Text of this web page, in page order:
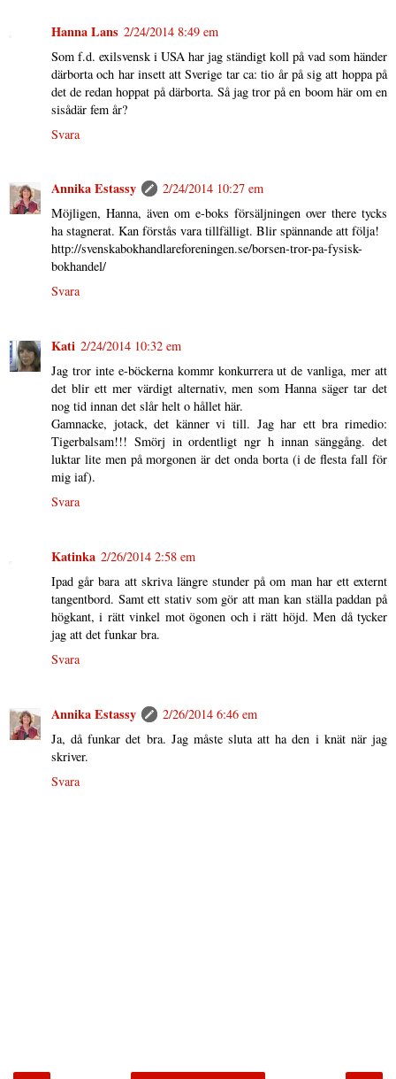
Hanna Lans 2/24/2014 8:49 em
Som f.d. exilsvensk i USA har jag ständigt koll på vad som händer
därborta och har insett att Sverige tar ca: tio år på sig att hoppa på
det de redan hoppat på därborta. Så jag tror på en boom här om en
sisådär fem år?
Svara
Annika Estassy
2/24/2014 10:27 em
Möjligen, Hanna, även om e-boks försäljningen over there tycks
ha stagnerat. Kan förstås vara tillfälligt. Blir spännande att följa!
http://svenskabokhandlareforeningen.se/borsen-tror-pa-fysisk-
bokhandel/
Svara
Kati 2/24/2014 10:32 em
Jag tror inte e-böckerna kommr konkurrera ut de vanliga, mer att
det blir ett mer värdigt alternativ, men som Hanna säger tar det
nog tid innan det slår helt o hållet här.
Gamnacke, jotack, det känner vi till. Jag har ett bra rimedio:
Tigerbalsam!!! Smörj in ordentligt ngr h innan sänggång. det
luktar lite men på morgonen är det onda borta (i de flesta fall för
mig iaf).
Svara
Katinka 2/26/2014 2:58 em
Ipad går bara att skriva längre stunder på om man har ett externt
tangentbord. Samt ett stativ som gör att man kan ställa paddan på
högkant, i rätt vinkel mot ögonen och i rätt höjd. Men då tycker
jag att det funkar bra.
Svara
Annika Estassy
2/26/2014 6:46 em
Ja, då funkar det bra. Jag måste sluta att ha den i knät när jag
skriver.
Svara